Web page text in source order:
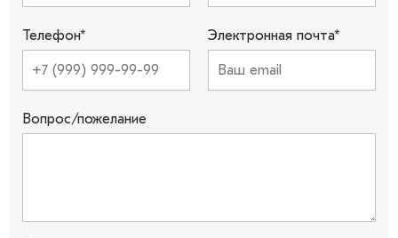
Телефон* Электронная почта*
Вопрос/пожелание